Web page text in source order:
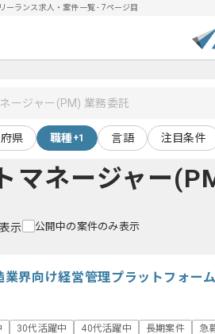
ーランス求人・案件一覧 - 7ページ目
県 職種 +1 言語 注目条件
マネージャー
示 公開中の案件のみ表示
業界向け経営管理プラットフォー
30代活躍中 40代活躍中 長期案件 急